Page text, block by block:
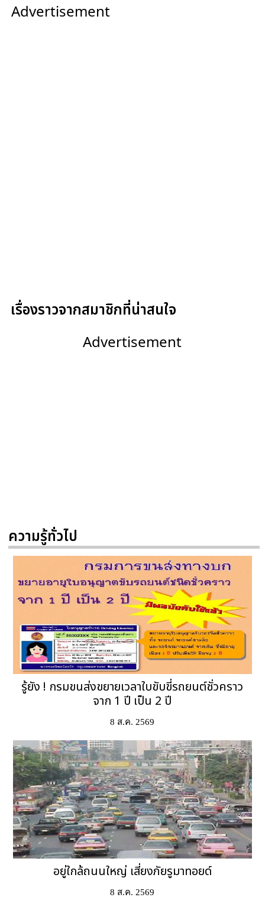
Advertisement
เรื่องราวจากสมาชิกที่น่าสนใจ
Advertisement
ความรู้ทั่วไป
รู้ยัง ! กรมขนส่งขยายเวลาใบขับขี่รถยนต์ชั่วคราว
จาก 1 ปี เป็น 2 ปี
8 ส.ค. 2569
อยู่ใกล้ถนนใหญ่ เสี่ยงภัยรูมาทอยด์
8 ส.ค. 2569